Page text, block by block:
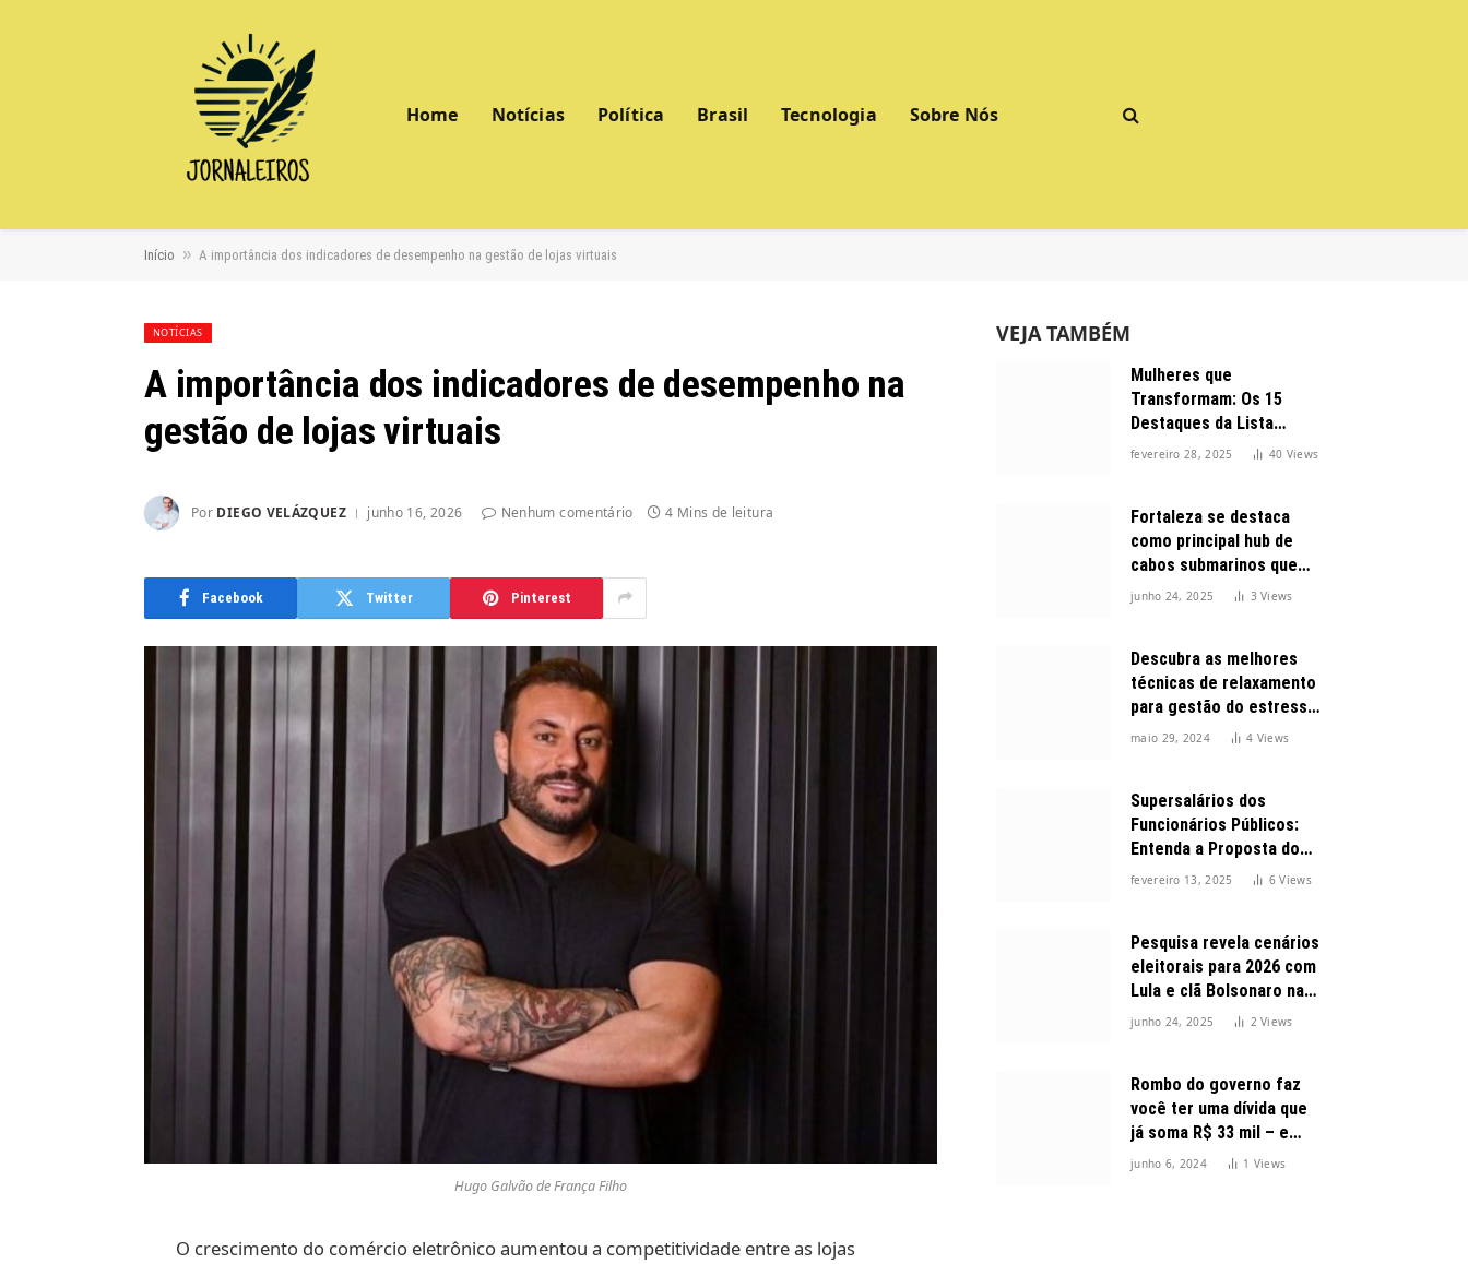
Home Notícias Política Brasil Tecnologia Sobre Nós
Início » A importância dos indicadores de desempenho na gestão de lojas virtuais
NOTÍCIAS
A importância dos indicadores de desempenho na
gestão de lojas virtuais
Por DIEGO VELÁZQUEZ junho 16, 2026 Nenhum comentário 4 Mins de leitura
Facebook Twitter Pinterest
Hugo Galvão de França Filho
O crescimento do comércio eletrônico aumentou a competitividade entre as lojas
VEJA TAMBÉM
Mulheres que
Transformam: Os 15
Destaques da Lista
Forbes 2025 no Brasil
fevereiro 28, 2025 40 Views
Fortaleza se destaca
como principal hub de
cabos submarinos que
conectam o Brasil ao
junho 24, 2025 3Views
Descubra as melhores
técnicas de relaxamento
para gestão do estresse
durante o dia
maio 29, 2024 4 Views
Supersalários dos
Funcionários Públicos:
Entenda a Proposta do
Governo para Limitar
fevereiro 13, 2025 6Views
Pesquisa revela cenários
eleitorais para 2026 com
Lula e clã Bolsonaro na
disputa presidencial
junho 24, 2025 2Views
Rombo do governo faz
você ter uma dívida que
já soma R$ 33 mil – e
cresceu 300%
junho 6, 2024 1 Views